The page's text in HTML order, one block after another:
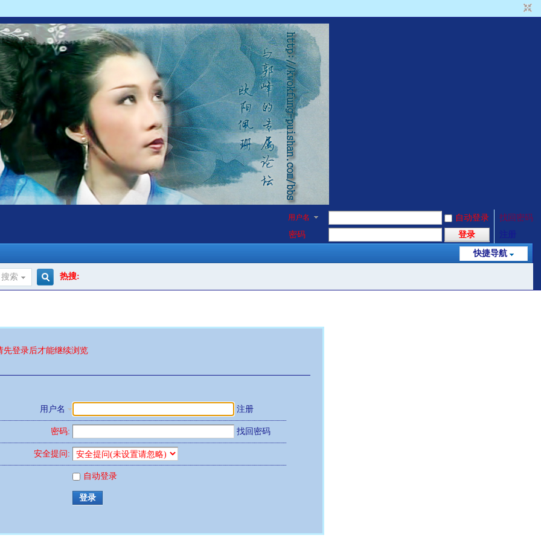
用户名 自动登录
找回密码
密码
登录
快捷导航
搜索
索
热搜:
先登录后才能继续浏览
用户名 注册
密码: 找回密码
安全提问:
自动登录
登录